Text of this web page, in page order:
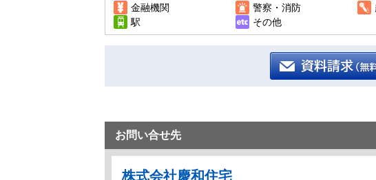
金融機関
警察・消防
駅
その他
お問い合せ先
株式会社慶和住宅